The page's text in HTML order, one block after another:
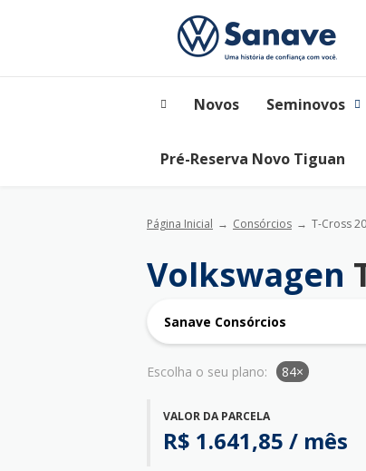
Novos Seminovos
Pré-Reserva Novo Tiguan
Página Inicial Consórcios T-Cross
Volkswagen
Sanave Consórcios
Escolha o seu plano: 84×
VALOR DA PARCELA
R$ 1.641,85 / mês